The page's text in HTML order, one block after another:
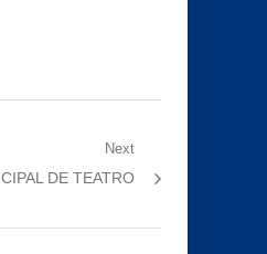
Next
DE TEATRO